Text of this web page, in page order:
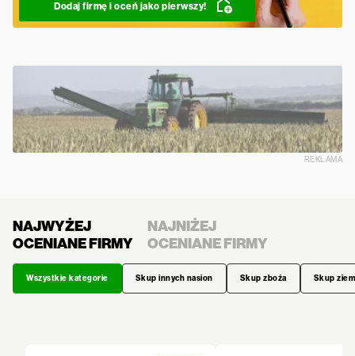
Dodaj firmę i oceń jako pierwszy!
REKLAMA
NAJWYŻEJ
OCENIANE FIRMY
NAJNIŻEJ
OCENIANE FIRMY
Wszystkie kategorie Skup innych nasion Skup zboża Skup